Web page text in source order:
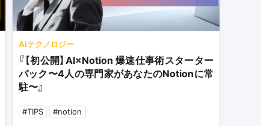
AIテクノロジー
『【初公開】AI×Notion 爆速仕事術スターター
パック〜4人の専門家があなたのNotionに常
駐〜』
#TIPS #notion